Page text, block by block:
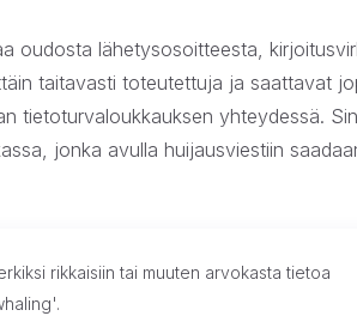
oudosta lähetysosoitteesta,
taitavasti toteutettuja ja saattavat
tietoturvaloukkauksen yhteydessä.
jonka avulla huijausviestiin
rikkaisiin tai muuten arvokasta tietoa